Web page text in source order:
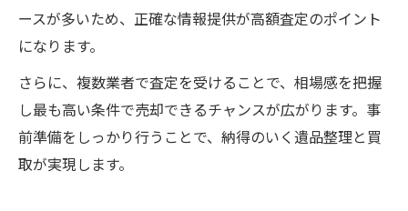
ースが多いため、正確な情報提供が高額査定のポイント
になります。
さらに、複数業者で査定を受けることで、相場感を把握
し最も高い条件で売却できるチャンスが広がります。事
前準備をしっかり行うことで、納得のいく遺品整理と買
取が実現します。